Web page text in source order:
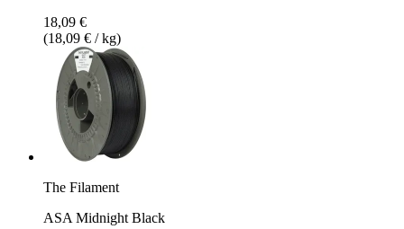
18,09 €
(18,09 € / kg)
The Filament
ASA Midnight Black